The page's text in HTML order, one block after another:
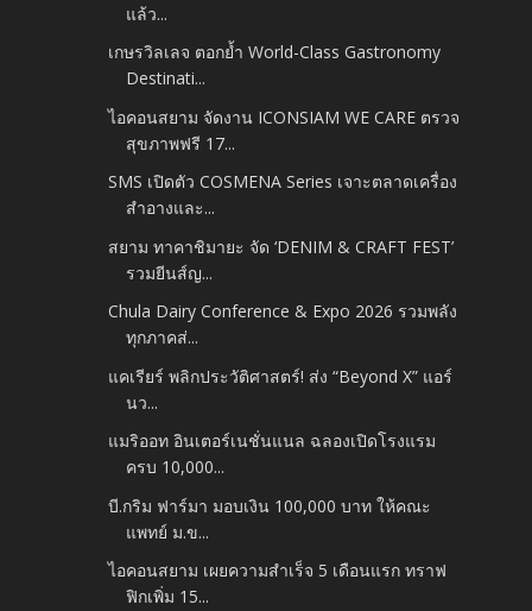
แล้ว...
เกษรวิลเลจ ตอกย้ำ World-Class Gastronomy
Destinati...
ไอคอนสยาม จัดงาน ICONSIAM WE CARE ตรวจ
สุขภาพฟรี 17...
SMS เปิดตัว COSMENA Series เจาะตลาดเครื่อง
สำอางและ...
สยาม ทาคาชิมายะ จัด ‘DENIM & CRAFT FEST’
รวมยีนส์ญ...
Chula Dairy Conference & Expo 2026 รวมพลัง
ทุกภาคส่...
แคเรียร์ พลิกประวัติศาสตร์! ส่ง “Beyond X” แอร์
นว...
แมริออท อินเตอร์เนชั่นแนล ฉลองเปิดโรงแรม
ครบ 10,000...
บี.กริม ฟาร์มา มอบเงิน 100,000 บาท ให้คณะ
แพทย์ ม.ข...
ไอคอนสยาม เผยความสำเร็จ 5 เดือนแรก ทราฟ
ฟิกเพิ่ม 15...